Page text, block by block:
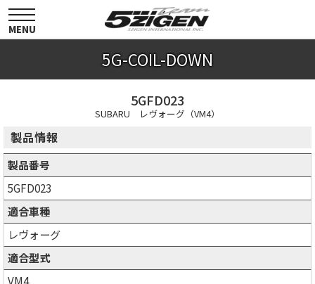
toggle
navigation
MENU
5G-COIL-DOWN
5GFD023
SUBARU レヴォーグ（VM4）
製品情報
製品番号
5GFD023
適合車種
レヴォーグ
適合型式
VM4